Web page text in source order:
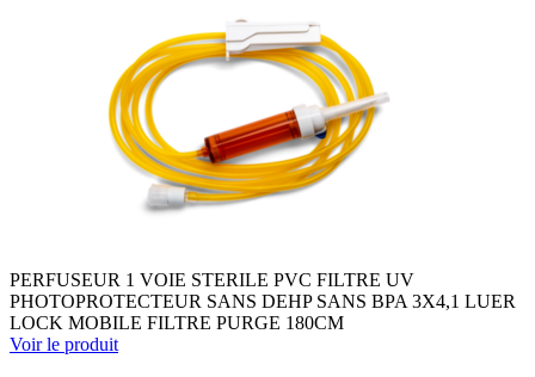
PERFUSEUR 1 VOIE STERILE PVC FILTRE UV
PHOTOPROTECTEUR SANS DEHP SANS BPA 3X4,1 LUER
LOCK MOBILE FILTRE PURGE 180CM
Voir le produit